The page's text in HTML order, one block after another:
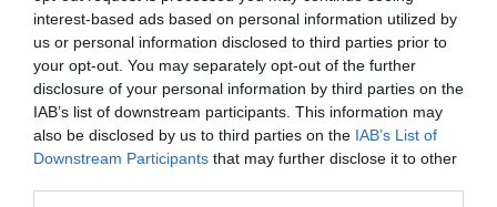
interest-based ads based on personal information utilized by
us or personal information disclosed to third parties prior to
your opt-out. You may separately opt-out of the further
disclosure of your personal information by third parties on the
IAB’s list of downstream participants. This information may
also be disclosed by us to third parties on the IAB’s List of
Downstream Participants that may further disclose it to other